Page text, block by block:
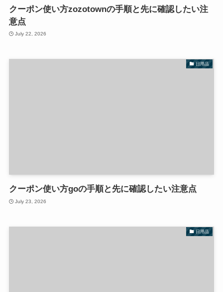
クーポン使い方zozotownの手順と先に確認したい注
意点
July 22, 2026
日用品
クーポン使い方goの手順と先に確認したい注意点
July 23, 2026
日用品